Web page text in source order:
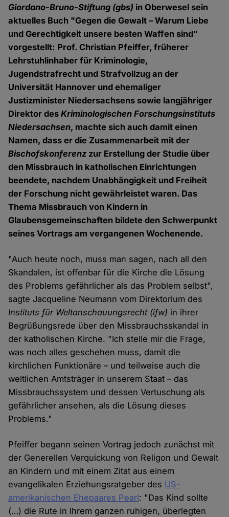
Giordano-Bruno-Stiftung (gbs) in Oberwesel sein
aktuelles Buch "Gegen die Gewalt – Warum Liebe
und Gerechtigkeit unsere besten Waffen sind"
vorgestellt: Prof. Christian Pfeiffer, früherer
Lehrstuhlinhaber für Kriminologie,
Jugendstrafrecht und Strafvollzug an der
Universität Hannover und ehemaliger
Justizminister Niedersachsens sowie langjähriger
Direktor desKriminologischen Forschungsinstituts
Niedersachsen, machte sich auch damit einen
Namen, dass er die Zusammenarbeit mit der
Bischofskonferenz zur Erstellung der Studie über
den Missbrauch in katholischen Einrichtungen
beendete, nachdem Unabhängigkeit und Freiheit
der Forschung nicht gewährleistet waren. Das
Thema Missbrauch von Kindern in
Glaubensgemeinschaften bildete den Schwerpunkt
seines Vortrags am vergangenen Wochenende.
"Auch heute noch, muss man sagen, nach all den
Skandalen, ist offenbar für die Kirche die Lösung
des Problems gefährlicher als das Problem selbst",
sagte Jacqueline Neumann vom Direktorium des
Instituts für Weltanschauungsrecht (ifw) in ihrer
Begrüßungsrede über den Missbrauchsskandal in
der katholischen Kirche. "Ich stelle mir die Frage,
was noch alles geschehen muss, damit die
kirchlichen Funktionäre – und teilweise auch die
weltlichen Amtsträger in unserem Staat – das
Missbrauchssystem und dessen Vertuschung als
gefährlicher ansehen, als die Lösung dieses
Problems."
Pfeiffer begann seinen Vortrag jedoch zunächst mit
der Generellen Verquickung von Religon und Gewalt
an Kindern und mit einem Zitat aus einem
evangelikalen Erziehungsratgeber des US-
amerikanischen Ehepaares Pearl: "Das Kind sollte
(…) die Rute in Ihrem ganzen ruhigen, überlegten